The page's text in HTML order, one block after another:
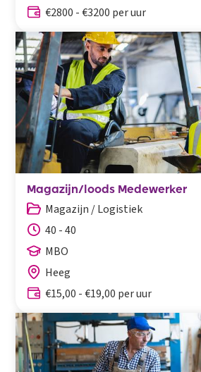
€2800 - €3200 per uur
Magazijn/loods Medewerker
Magazijn / Logistiek
40 - 40
MBO
Heeg
€15,00 - €19,00 per uur